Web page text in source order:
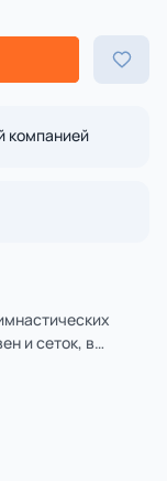
компанией
и сеток, в
исполнения.
из
форму,